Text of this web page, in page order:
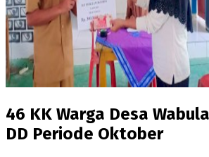
46 KK Warga Desa
DD Periode Oktober